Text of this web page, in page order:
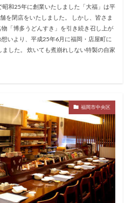
昭和25年に創業いたしました「大福」は平
を閉店をいたしました。 しかし、皆さま
「博多うどんすき」を引き続き召し上が
いより、平成25年6月に福岡・店屋町に
した。 炊いても煮崩れしない特製の自家
福岡市中央区